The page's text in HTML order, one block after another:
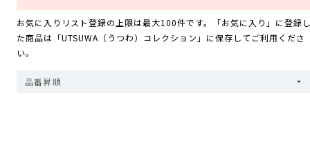
お気に入りリスト登録の上限は最大100件です。「お気に入り」に登録
た商品は「UTSUWA（うつわ）コレクション」に保存してご利用くださ
い。